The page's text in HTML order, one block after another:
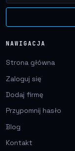
NAWIGACJA
Strona główna
Zaloguj się
Dodaj firmę
Przypomnij hasło
Blog
Kontakt